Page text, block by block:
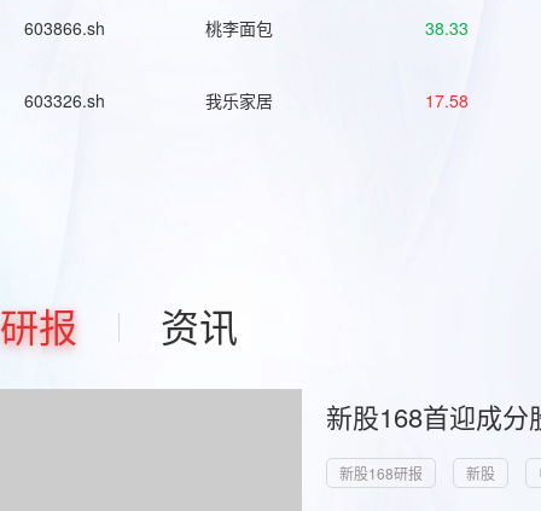
603866.sh 桃李面包 38.33
603326.sh 我乐家居 17.58
研报 资讯
新股168首迎成
新股168研报 新股